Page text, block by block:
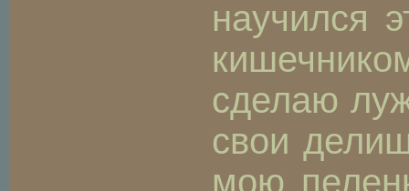
научился
сделаю
свои
мою